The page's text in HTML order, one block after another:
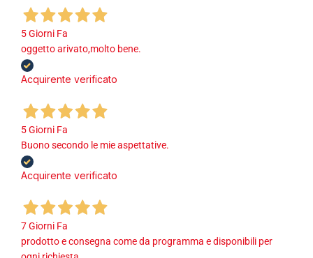
5 Giorni Fa
oggetto arivato,molto bene.
Acquirente verificato
5 Giorni Fa
Buono secondo le mie aspettative.
Acquirente verificato
7 Giorni Fa
prodotto e consegna come da programma e disponibili per